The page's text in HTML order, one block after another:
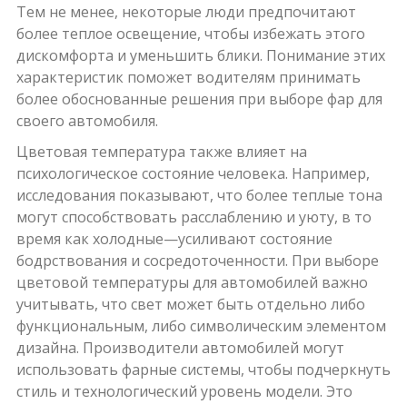
Тем не менее, некоторые люди предпочитают
более теплое освещение, чтобы избежать этого
дискомфорта и уменьшить блики. Понимание этих
характеристик поможет водителям принимать
более обоснованные решения при выборе фар для
своего автомобиля.
Цветовая температура также влияет на
психологическое состояние человека. Например,
исследования показывают, что более теплые тона
могут способствовать расслаблению и уюту, в то
время как холодные—усиливают состояние
бодрствования и сосредоточенности. При выборе
цветовой температуры для автомобилей важно
учитывать, что свет может быть отдельно либо
функциональным, либо символическим элементом
дизайна. Производители автомобилей могут
использовать фарные системы, чтобы подчеркнуть
стиль и технологический уровень модели. Это